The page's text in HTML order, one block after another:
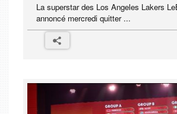
La superstar des Los Angeles Lakers
annoncé mercredi quitter ...